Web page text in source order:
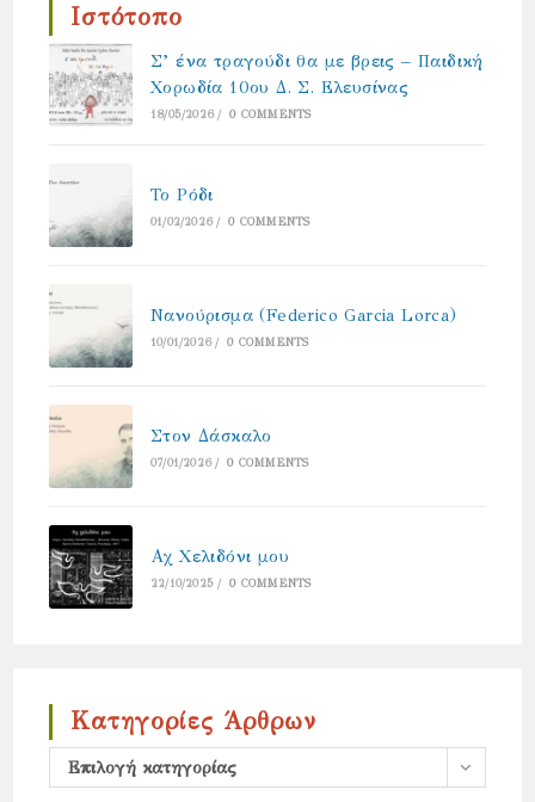
Ιστότοπο
Σ’ ένα τραγούδι θα με βρεις – Παιδική
Χορωδία 10ου Δ. Σ. Ελευσίνας
18/05/2026 / 0 COMMENTS
Το Ρόδι
01/02/2026 / 0 COMMENTS
Νανούρισμα (Federico Garcia Lorca)
10/01/2026 / 0 COMMENTS
Στον Δάσκαλο
07/01/2026 / 0 COMMENTS
Αχ Χελιδόνι μου
22/10/2025 / 0 COMMENTS
Κατηγορίες Άρθρων
Κατηγορίες
Επιλογή κατηγορίας